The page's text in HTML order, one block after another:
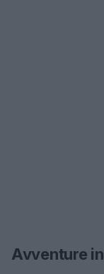
Avventure